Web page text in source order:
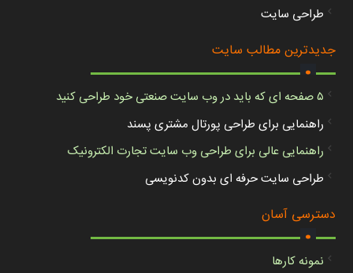
طراحی سایت
جدیدترین مطالب سایت
.
۵ صفحه ای که باید در وب سایت صنعتی خود طراحی کنید
راهنمایی برای طراحی پورتال مشتری پسند
راهنمایی عالی برای طراحی وب سایت تجارت الکترونیک
طراحی سایت حرفه ای بدون کدنویسی
دسترسی آسان
.
نمونه کارها